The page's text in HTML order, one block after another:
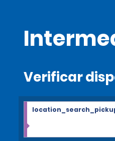
Verificar